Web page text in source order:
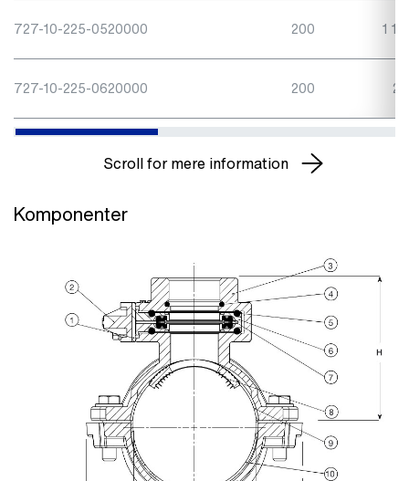
727-10-225-0520000 200 1 1/
727-10-225-0620000 200 2"
Scroll for mere information
Komponenter